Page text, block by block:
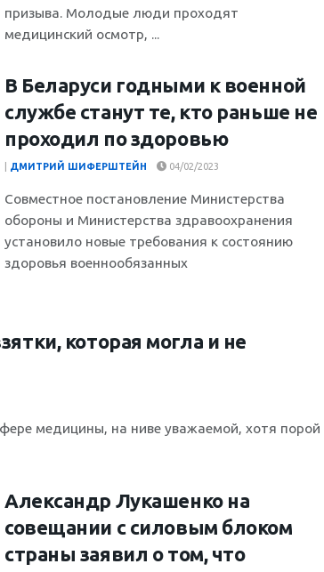
призыва. Молодые люди проходят
медицинский осмотр, ...
В Беларуси годными к военной
службе станут те, кто раньше не
проходил по здоровью
ДМИТРИЙ ШИФЕРШТЕЙН 04/02/2023
Совместное постановление Министерства
обороны и Министерства здравоохранения
установило новые требования к состоянию
здоровья военнообязанных
которая могла и не
медицины, на ниве уважаемой, хотя порой
Александр Лукашенко на
совещании с силовым блоком
страны заявил о том, что